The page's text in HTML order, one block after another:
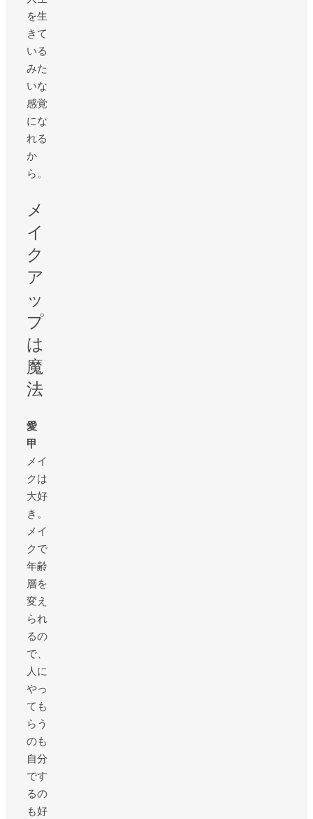
を生
きて
いる
みた
いな
感覚
にな
れる
か
ら。
メ
イ
ク
ア
ッ
プ
は
魔
法
愛
甲
メイ
クは
大好
き。
メイ
クで
年齢
層を
変え
られ
るの
で、
人に
やっ
ても
らう
のも
自分
です
るの
も好